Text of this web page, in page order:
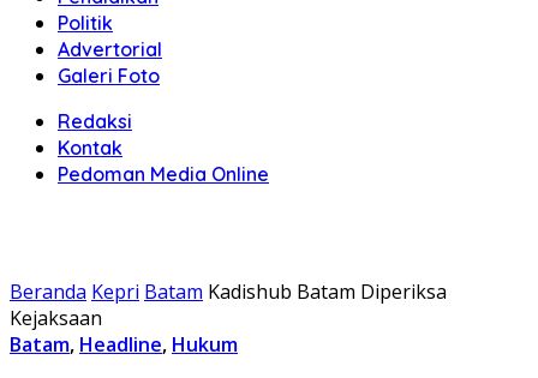
Politik
Advertorial
Galeri Foto
Redaksi
Kontak
Pedoman Media Online
Beranda Kepri Batam Kadishub Batam Diperiksa
Kejaksaan
Batam, Headline, Hukum